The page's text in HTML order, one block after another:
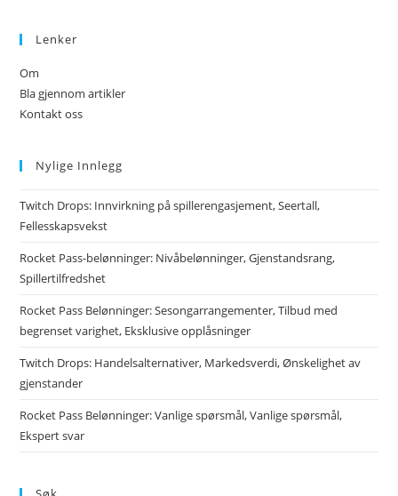
Lenker
Om
Bla gjennom artikler
Kontakt oss
Nylige Innlegg
Twitch Drops: Innvirkning på spillerengasjement, Seertall,
Fellesskapsvekst
Rocket Pass-belønninger: Nivåbelønninger, Gjenstandsrang,
Spillertilfredshet
Rocket Pass Belønninger: Sesongarrangementer, Tilbud med
begrenset varighet, Eksklusive opplåsninger
Twitch Drops: Handelsalternativer, Markedsverdi, Ønskelighet av
gjenstander
Rocket Pass Belønninger: Vanlige spørsmål, Vanlige spørsmål,
Ekspert svar